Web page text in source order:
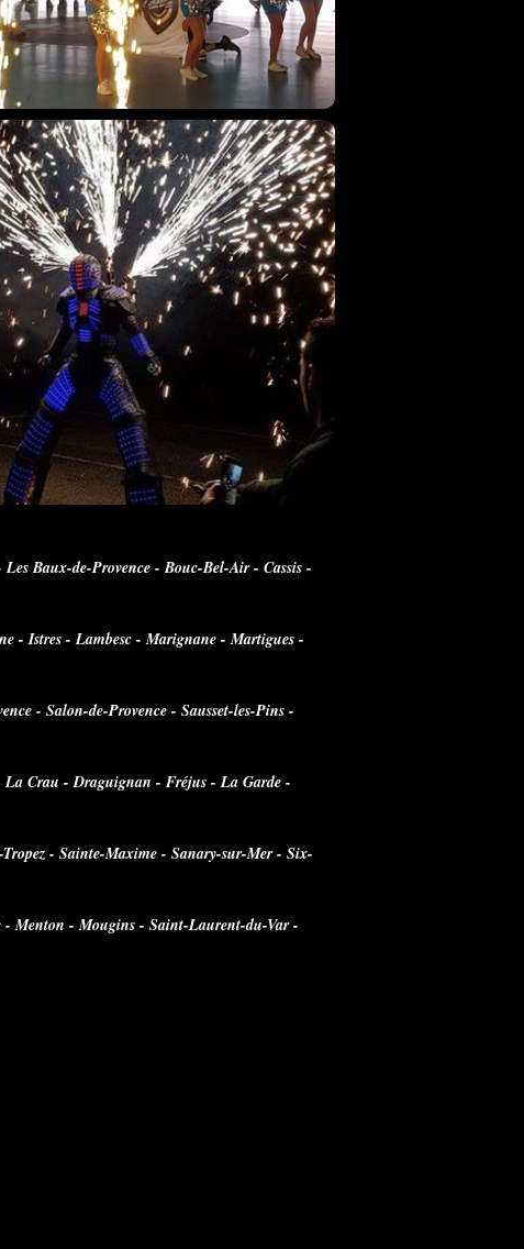
Baux-de-Provence - Bouc-Bel-Air - Cassis -
- Istres - Lambesc - Marignane - Martigues -
- Salon-de-Provence - Sausset-les-Pins -
Crau - Draguignan - Fréjus - La Garde -
- Sainte-Maxime - Sanary-sur-Mer - Six-
- Menton - Mougins - Saint-Laurent-du-Var -